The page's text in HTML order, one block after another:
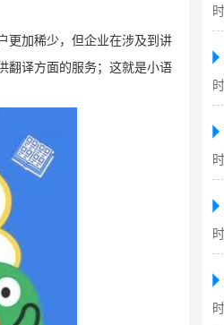
更加稀少，但企业在涉及到讲
翻译方面的服务；这就是小语